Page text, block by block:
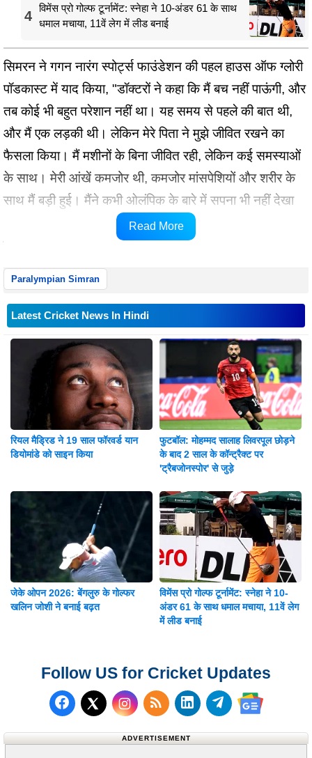
4
विमेंस प्रो गोल्फ टूर्नामेंट: स्नेहा ने 10-अंडर 61 के साथ
धमाल मचाया, 11वें लेग में लीड बनाई
सिमरन ने गगन नारंग स्पोर्ट्स फाउंडेशन की पहल हाउस ऑफ ग्लोरी
पॉडकास्ट में याद किया, "डॉक्टरों ने कहा कि मैं बच नहीं पाऊंगी, और
तब कोई भी बहुत परेशान नहीं था। यह समय से पहले की बात थी,
और मैं एक लड़की थी। लेकिन मेरे पिता ने मुझे जीवित रखने का
फैसला किया। मैं मशीनों के बिना जीवित रही, लेकिन कई समस्याओं
के साथ। मेरी आंखें कमजोर थी, कमजोर मांसपेशियों और शरीर के
साथ मैं बड़ी हुई। मैंने कभी ओलंपिक के बारे में सपना भी नहीं देखा
था। बस अपने परिवार का भरण-पोषण करने के लिए एक छोटी सी
Read More
Paralympian Simran
Latest Cricket News In Hindi
रियल मैड्रिड ने 19 साल फॉरवर्ड यान
डियोमांडे को साइन किया
फुटबॉल: मोहम्मद सालाह लिवरपूल छोड़ने
के बाद 2 साल के कॉन्ट्रैक्ट पर
'ट्रैबजोनस्पोर' से जुड़े
जेके ओपन 2026: बेंगलुरु के गोल्फर
खलिन जोशी ने बनाई बढ़त
विमेंस प्रो गोल्फ टूर्नामेंट: स्नेहा ने 10-
अंडर 61 के साथ धमाल मचाया, 11वें लेग
में लीड बनाई
Follow US for Cricket Updates
Follow us on Facebook
Follow us on X (Twitter)
Subscribe to our RSS
Follow us on
Follow us on
Follow us
ADVERTISEMENT